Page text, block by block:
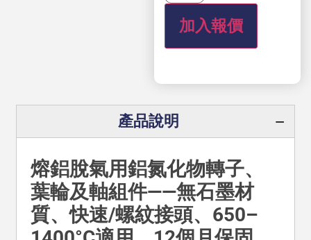
加入報價
產品說明
熔鋁脫氣用鋁氮化物轉子、
葉輪及軸組件——無石墨材
質、快速/螺紋接頭、650–